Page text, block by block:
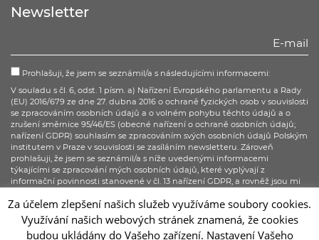
Newsletter
Prohlašuji, že jsem se seznámil/a s následujícími informacemi:
V souladu s čl. 6, odst. 1 písm. a) Nařízení Evropského parlamentu a Rady
(EU) 2016/679 ze dne 27. dubna 2016 o ochraně fyzických osob v souvislosti
se zpracováním osobních údajů a o volném pohybu těchto údajů a o
zrušení směrnice 95/46/ES (obecné nařízení o ochraně osobních údajů;
nařízení GDPR) souhlasím se zpracováním svých osobních údajů Polským
institutem v Praze v souvislosti se zasíláním newsletteru. Zároveň
prohlašuji, že jsem se seznámil/a s níže uvedenými informacemi
týkajícími se zpracování mých osobních údajů, které vyplývají z
informační povinnosti stanovené v čl. 13 nařízení GDPR, a rovněž jsou mi
Přihlásit se
Za účelem zlepšení našich služeb využíváme soubory cookies.
Využívání našich webových stránek znamená, že cookies
budou ukládány do Vašeho zařízení. Nastavení Vašeho